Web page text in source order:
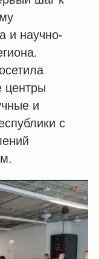
и научно-
центры
и
с